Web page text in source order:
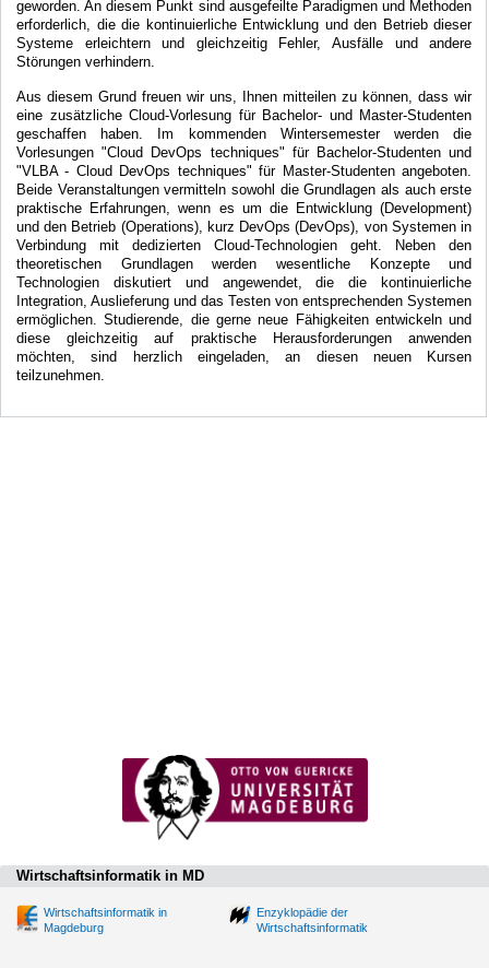
geworden. An diesem Punkt sind ausgefeilte Paradigmen und Methoden
erforderlich, die die kontinuierliche Entwicklung und den Betrieb dieser
Systeme erleichtern und gleichzeitig Fehler, Ausfälle und andere
Störungen verhindern.
Aus diesem Grund freuen wir uns, Ihnen mitteilen zu können, dass wir
eine zusätzliche Cloud-Vorlesung für Bachelor- und Master-Studenten
geschaffen haben. Im kommenden Wintersemester werden die
Vorlesungen "Cloud DevOps techniques" für Bachelor-Studenten und
"VLBA - Cloud DevOps techniques" für Master-Studenten angeboten.
Beide Veranstaltungen vermitteln sowohl die Grundlagen als auch erste
praktische Erfahrungen, wenn es um die Entwicklung (Development)
und den Betrieb (Operations), kurz DevOps (DevOps), von Systemen in
Verbindung mit dedizierten Cloud-Technologien geht. Neben den
theoretischen Grundlagen werden wesentliche Konzepte und
Technologien diskutiert und angewendet, die die kontinuierliche
Integration, Auslieferung und das Testen von entsprechenden Systemen
ermöglichen. Studierende, die gerne neue Fähigkeiten entwickeln und
diese gleichzeitig auf praktische Herausforderungen anwenden
möchten, sind herzlich eingeladen, an diesen neuen Kursen
teilzunehmen.
Wirtschaftsinformatik in MD
Wirtschaftsinformatik in
Magdeburg
Enzyklopädie der
Wirtschaftsinformatik